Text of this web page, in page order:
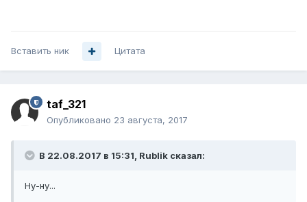
Вставить ник Цитата
taf_321
Опубликовано 23 августа, 2017
В 22.08.2017 в 15:31, Rublik сказал:
Ну-ну...